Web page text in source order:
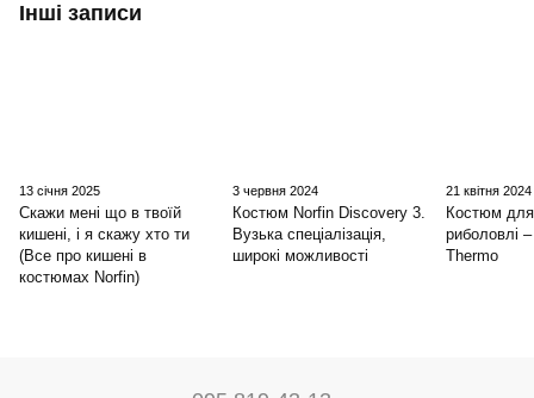
Інші записи
13 січня 2025
Скажи мені що в твоїй
кишені, і я скажу хто ти
(Все про кишені в
костюмах Norfin)
3 червня 2024
Костюм Norfin Discovery 3.
Вузька спеціалізація,
широкі можливості
21 квітня 2024
Костюм для
риболовлі
Thermo